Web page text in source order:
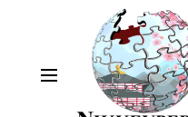
Menu principal